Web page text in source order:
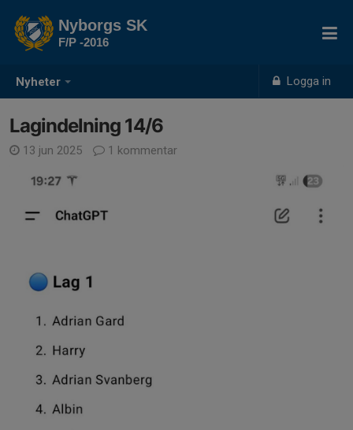
Nyheter Logga in
Nyborgs SK
F/P -2016
Lagindelning 14/6
13 jun 2025 1 kommentar